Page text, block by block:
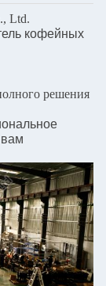
Ltd.
кофейных
решения